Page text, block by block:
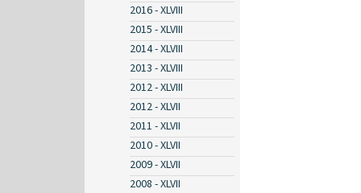
2016 - XLVIII
2015 - XLVIII
2014 - XLVIII
2013 - XLVIII
2012 - XLVIII
2012 - XLVII
2011 - XLVII
2010 - XLVII
2009 - XLVII
2008 - XLVII